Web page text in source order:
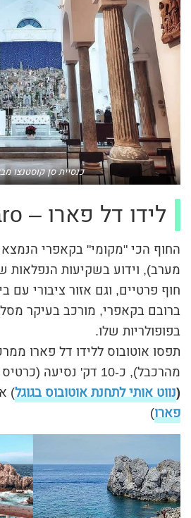
כנסיית סן קוסטנצו
לידו דל פארו – Lido del Faro
החוף הכי "מקומי" בקאפרי הנמצא
מערב), וידוע בשקיעות הנפלאות
חוף פרטיים, וגם אזור ציבורי עם
ברובם בקאפרי, מורכב בעיקר
בפופולריות שלו.
תפסו אוטובוס ללידו דל פארו
מהרכבל), כ-10 דק' נסיעה (כרטיס עולה 2 אירו לכיוון)
(נווט אותי לתחנת אוטובוס בגוגל)
פארו)